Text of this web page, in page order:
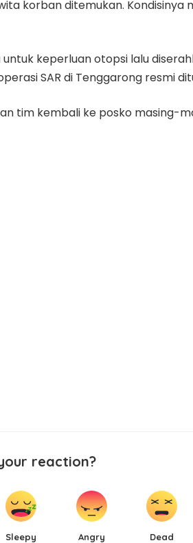
korban ditemukan. Kondisinya
keperluan otopsi lalu
SAR di Tenggarong resmi
tim kembali ke posko masing-
reaction?
Sleepy Angry Dead